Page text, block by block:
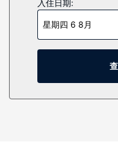
便利设施包括书桌和茶具
电话。
您可利用免费 WiFi、大堂
其他设施
特色服务/设施包括电脑
入住日期:
星期四 6 8月